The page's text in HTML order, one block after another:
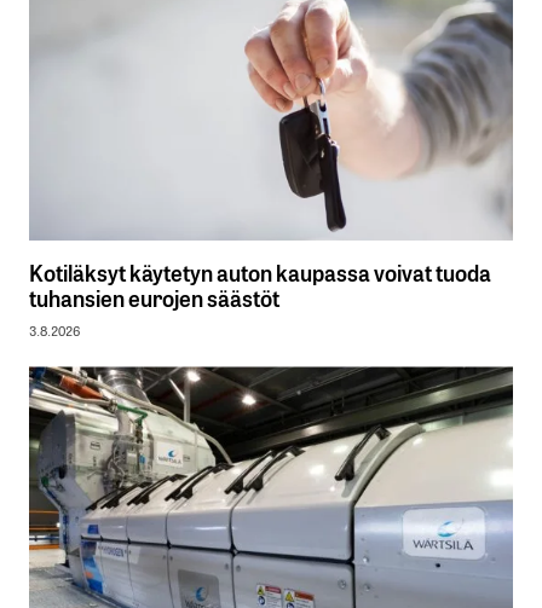
Kotiläksyt käytetyn auton kaupassa voivat tuoda
tuhansien eurojen säästöt
3.8.2026